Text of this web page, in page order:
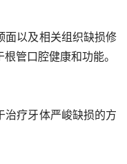
面以及相关组织缺损修
管口腔健康和功能。
治疗牙体严峻缺损的方